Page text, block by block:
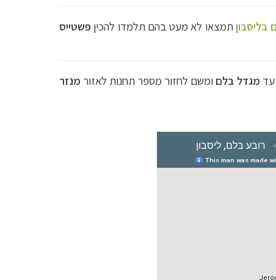
בליסבוןתמצאו לא מעט בהם תלמדו להכין פשטייס
מגדל בלם ומשם לחזור מספר תחנות לאזור מנזר